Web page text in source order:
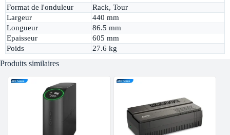
Format de l'onduleur
Rack, Tour
Largeur
440 mm
Longueur
86.5 mm
Epaisseur
605 mm
Poids
27.6 kg
Produits similaires